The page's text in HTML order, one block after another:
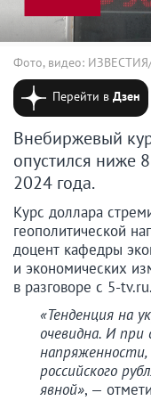
Фото, видео:
Перейти вДзен
Внебиржевый
опустился ниже
2024 года.
Курс доллара
геополитической
доцент кафедры
и экономических
в разговоре с 5-tv.ru.
«Тенденция на
очевидна. И при
напряженности,
российского
явной», —